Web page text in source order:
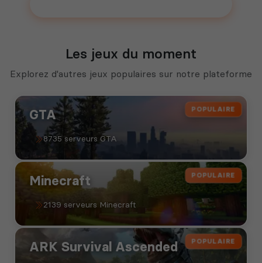
Les jeux du moment
Explorez d'autres jeux populaires sur notre plateforme
POPULAIRE
GTA
8735 serveurs GTA
POPULAIRE
Minecraft
2139 serveurs Minecraft
POPULAIRE
ARK Survival Ascended